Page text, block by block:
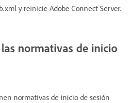
y reinicie Adobe Connect Server.
normativas de inicio
normativas de inicio de sesión